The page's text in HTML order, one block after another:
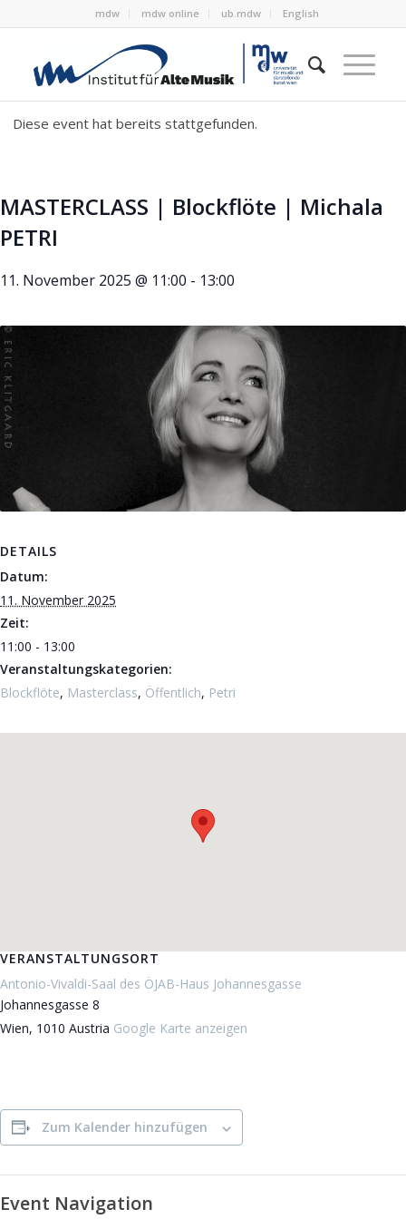
mdw mdw online ub.mdw English
Diese event hat bereits stattgefunden.
MASTERCLASS | Blockflöte | Michala
PETRI
11. November 2025 @ 11:00 - 13:00
DETAILS
Datum:
11. November 2025
Zeit:
11:00 - 13:00
Veranstaltungskategorien:
Blockflöte, Masterclass, Öffentlich, Petri
VERANSTALTUNGSORT
Antonio-Vivaldi-Saal des ÖJAB-Haus Johannesgasse
Johannesgasse 8
Wien, 1010 Austria Google Karte anzeigen
Zum Kalender hinzufügen
Event Navigation